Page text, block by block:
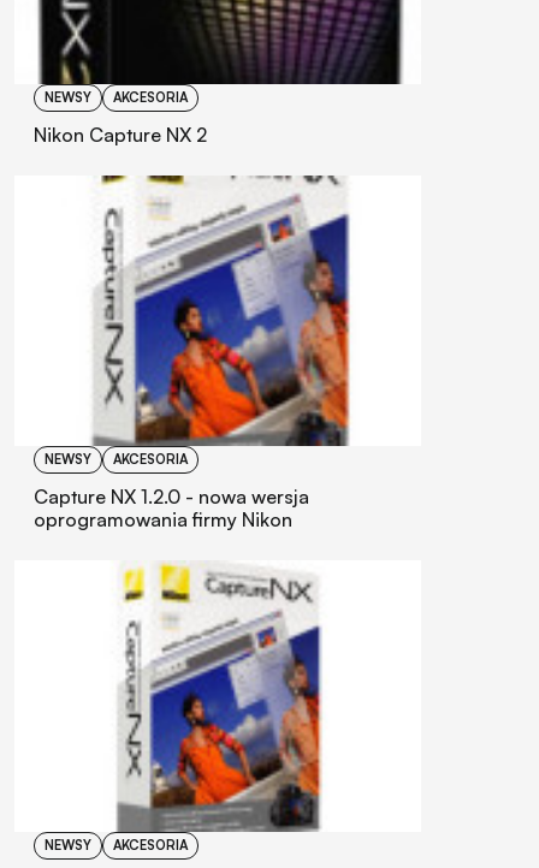
NEWSY AKCESORIA
Nikon Capture NX 2
NEWSY AKCESORIA
Capture NX 1.2.0 - nowa wersja
oprogramowania firmy Nikon
NEWSY AKCESORIA